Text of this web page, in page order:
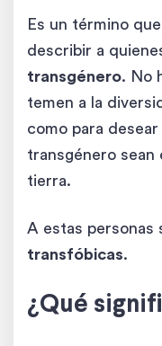
Es un término
describir a
transgénero. No
temen a la
como para
transgénero sean
tierra.
A estas personas
transfóbicas.
¿Qué